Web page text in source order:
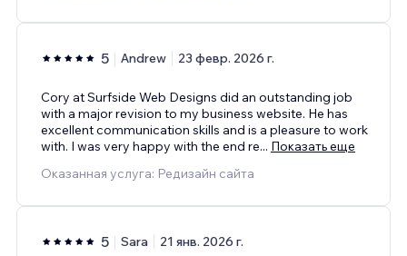
5 Andrew 23 февр. 2026 г.
Cory at Surfside Web Designs did an outstanding job
with a major revision to my business website. He has
excellent communication skills and is a pleasure to work
with. I was very happy with the end re... Показать еще
Оказанная услуга: Редизайн сайта
5 Sara 21 янв. 2026 г.